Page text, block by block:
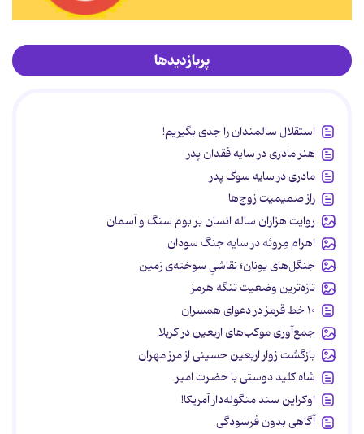
پربازدیدها
استقلال سالمندان را جدی بگیریم!
هنر مادری در سایه‌ فقدان پدر
مادری در سایه سوگ پدر
راز صمیمیت زوج‌ها
روایت هزاران ساله انسان بر بوم سنگ و آسمان
اهرام مِروئه در سایه جنگ سودان
جنگل‌های یونان؛ نقاشیِ سوخته‌ی زمین
تازه‌ترین وضعیت تنگه هرمز
۱۰ خط قرمز در دعوای همسران
جمع‌آوری موکب‌های اربعین در کربلا
بازگشت زوار اربعین حسینی از مرز مهران
شاه کلید دوستی با حضرت امیر
اوکراین سند منگوله‌دار آمریکا!
آگاهی بدون فرسودگی